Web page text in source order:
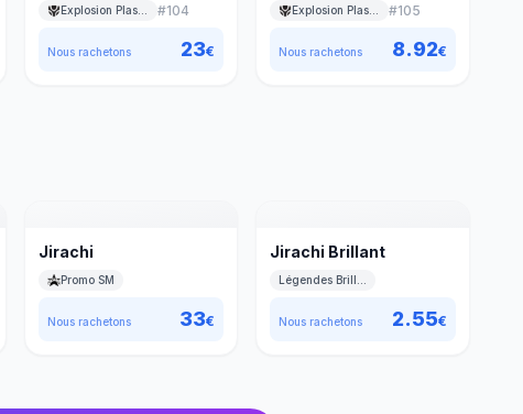
Explosion Plasma #104
Nous rachetons 23€
#105
Nous rachetons 8.92€
Jirachi
Promo SM
Nous rachetons 33€
Jirachi Brillant
Nous rachetons 2.55€